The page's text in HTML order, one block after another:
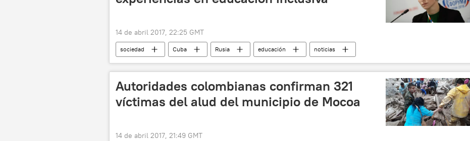
14 de abril 2017, 22:25 GMT
sociedad Cuba Rusia educación noticias
Autoridades colombianas confirman 321
víctimas del alud del municipio de Mocoa
14 de abril 2017, 21:49 GMT